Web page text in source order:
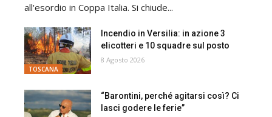
all'esordio in Coppa Italia. Si chiude...
TOSCANA
Incendio in Versilia: in azione 3
elicotteri e 10 squadre sul posto
8 Agosto 2026
“Barontini, perché agitarsi così? Ci
lasci godere le ferie”